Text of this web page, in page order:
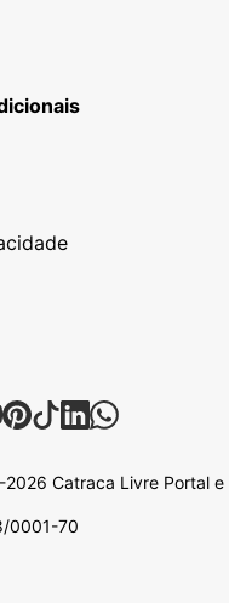
Youtube
Pinterest
TiktokLinkedin
Whatsapp
2026 Catraca Livre Portal
0001-70